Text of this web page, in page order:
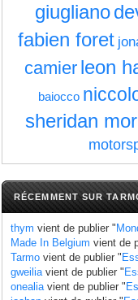
giugliano
fabien foret
camier leon
baiocco
sheridan
RÉCEMMENT SUR
thym vient de publier "
Made In Belgium vient de
Tarmo vient de publier "
gweiliavient de publier "
onealiavient de publier "